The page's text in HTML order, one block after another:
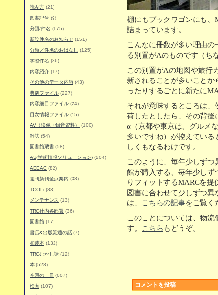
読み方 (21)
図書記号 (9)
分類/件名 (175)
新設件名のお知らせ (151)
分類／件名のおはなし
(125)
学習件名 (36)
内容紹介 (17)
その他のデータ内容 (43)
典拠ファイル (227)
内容細目ファイル (24)
目次情報ファイル (15)
AV（映像・録音資料）
(100)
雑誌 (54)
図書館蔵書 (58)
AS(学術情報ソリューション) (204)
ADEAC (82)
週刊新刊全点案内 (38)
TOOLi (83)
メンテナンス (13)
TRC社内各部署 (36)
図書館 (17)
書店&出版流通の話 (7)
和装本 (132)
TRCむかし話 (12)
本 (528)
今週の一冊 (607)
検索 (107)
棚にもブックワゴンにも、
詰まっています。
こんなに冊数が多い理由
る別置がAのものです（ち
この別置がAの地図や旅行
新されることが多いこと
ったりするごとに新たに
それが意味するところは
荷したとしたら、その背後
α（京都や東京は、グルメ
多いですね）が控えてい
しくもなるわけです。
このように、毎年少しず
館が購入する、毎年少しず
りフィットするMARCを
図書に合わせて少しずつ
は、
こちらの記事をご覧く
このことについては、物
す。
こちら もどうぞ。
コメントを投稿